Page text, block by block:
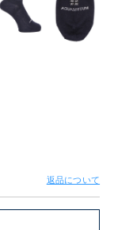
返品について